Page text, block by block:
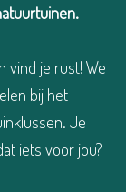
vind je rust! We
bij het
Je
iets voor jou?